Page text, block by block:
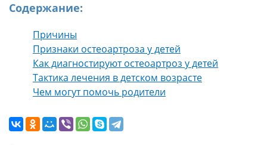
Содержание:
Причины
Признаки остеоартроза у детей
Как диагностируют остеоартроз у детей
Тактика лечения в детском возрасте
Чем могут помочь родители